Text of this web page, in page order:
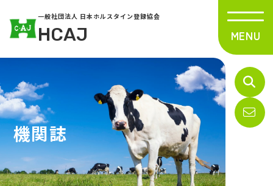
一般社団法人 日本ホルスタイン登録協会
HCAJ
機関誌